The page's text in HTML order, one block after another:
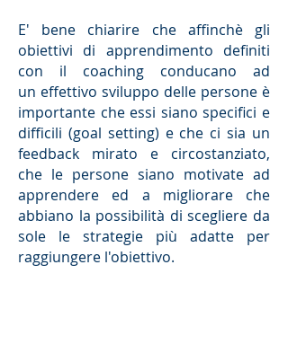
E' bene chiarire che affinchè gli
obiettivi di apprendimento definiti
con il coaching conducano ad
un effettivo sviluppo delle persone è
importante che essi siano specifici e
difficili (goal setting) e che ci sia un
feedback mirato e circostanziato,
che le persone siano motivate ad
apprendere ed a migliorare che
abbiano la possibilità di scegliere da
sole le strategie più adatte per
raggiungere l'obiettivo.